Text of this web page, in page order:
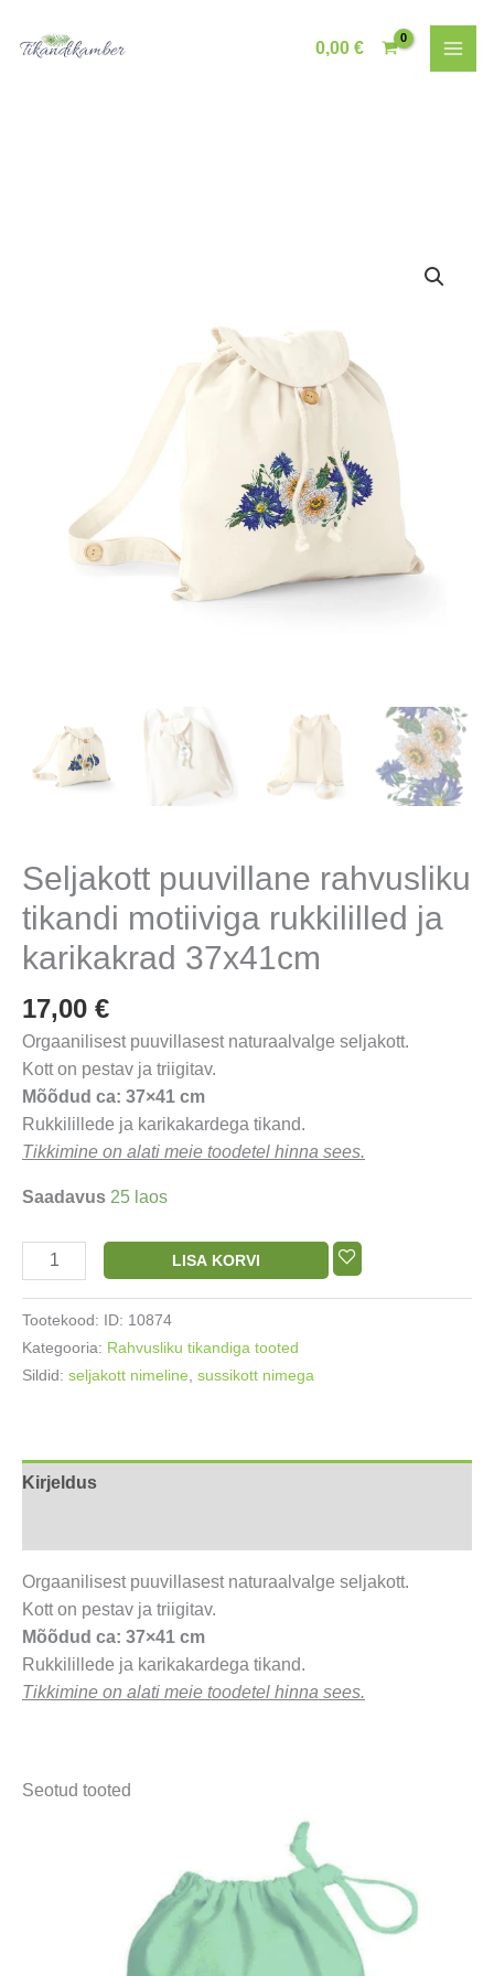
0,00€
Seljakott puuvillane rahvusliku
tikandi motiiviga rukkililled ja
karikakrad 37x41cm
17,00 €
Orgaanilisest puuvillasest naturaalvalge seljakott.
Kott on pestav ja triigitav.
Mõõdud ca: 37×41 cm
Rukkilillede ja karikakardega tikand.
Tikkimine on alati meie toodetel hinna sees.
Saadavus 25 laos
Seljakott
puuvillane
37x41cm
LISA KORVI
Tootekood: ID: 10874
Kategooria: Rahvusliku tikandiga tooted
Sildid: seljakott nimeline sussikott nimega
Kirjeldus
Orgaanilisest puuvillasest naturaalvalge seljakott.
Kott on pestav ja triigitav.
Mõõdud ca: 37×41 cm
Rukkilillede ja karikakardega tikand.
Tikkimine on alati meie toodetel hinna sees.
Seotud tooted